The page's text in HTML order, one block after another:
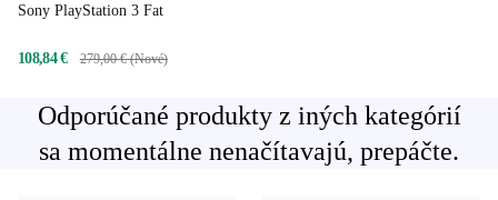
Sony PlayStation 3 Fat
108,84 € 279,00 € (Nové)
Odporúčané produkty z iných kategórií
sa momentálne nenačítavajú, prepáčte.